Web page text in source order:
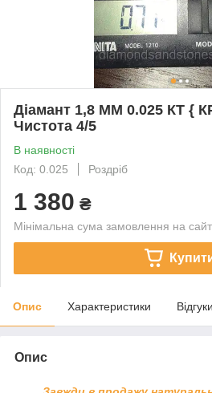
Діамант 1,8 ММ 0.025 КТ {
Чистота 4/5
В наявності
Код: 0.025
Роздріб
1 380 ₴
Мінімальна сума замовлення на
Опис Характеристики
Опис